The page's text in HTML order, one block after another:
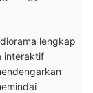
lengkap
interaktif